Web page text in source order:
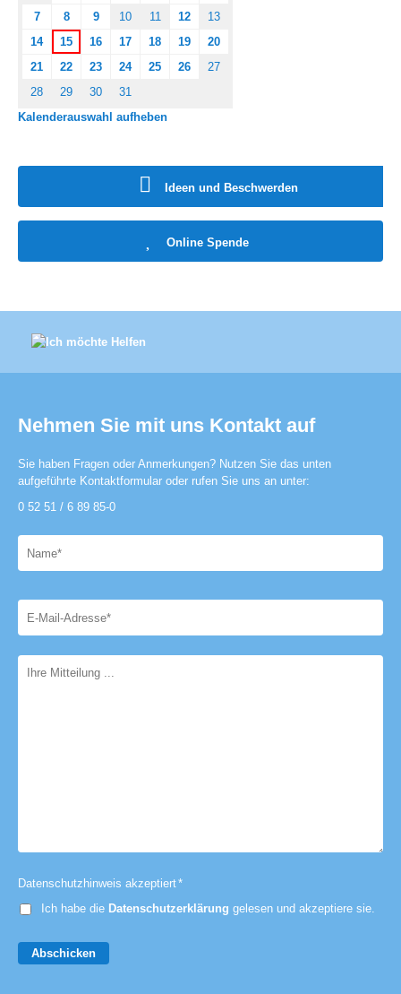
7
8 9 10 11 12
13
14
15 16 17 18 19
20
21
22 23 24 25 26
27
28
29 30
31
Kalenderauswahl aufheben
Ideen und Beschwerden
Online Spende
Nehmen Sie mit uns Kontakt auf
Sie haben Fragen oder Anmerkungen? Nutzen Sie das unten
aufgeführte Kontaktformular oder rufen Sie uns an unter:
0 52 51 / 6 89 85-0
Datenschutzhinweis akzeptiert*
Ich habe die Datenschutzerklärung gelesen und akzeptiere sie.
Abschicken